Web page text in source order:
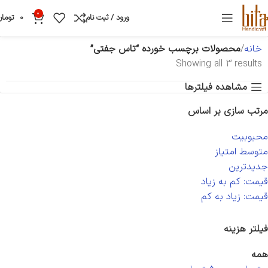
ورود / ثبت نام 0
0
خانه محصولات برچسب خورده “تاس جفتی”
Showing all 3 results
مشاهده فیلترها
مرتب سازی بر اساس
محبوبیت
متوسط امتیاز
جدیدترین
قیمت: کم به زیاد
قیمت: زیاد به کم
فیلتر هزینه
همه